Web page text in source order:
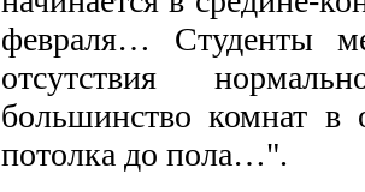
февраля… Студенты
отсутствия
большинство комнат
потолка до пола…".